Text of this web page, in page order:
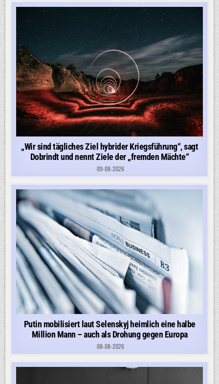
„Wir sind tägliches Ziel hybrider Kriegsführung“, sagt
Dobrindt und nennt Ziele der „fremden Mächte“
09-08-2026
Putin mobilisiert laut Selenskyj heimlich eine halbe
Million Mann – auch als Drohung gegen Europa
08-08-2026